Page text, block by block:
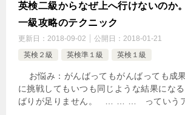
英検二級からなぜ上へ行けないのか
一級攻略のテクニック
更新日： 2018-09-02 公開日： 2018-01-21
英検２級
英検準１級 英検１級
お悩み：がんばってもがんばっても成
に挑戦してもいつも同じような結果にな
ばりが足りません。 … … … っていう